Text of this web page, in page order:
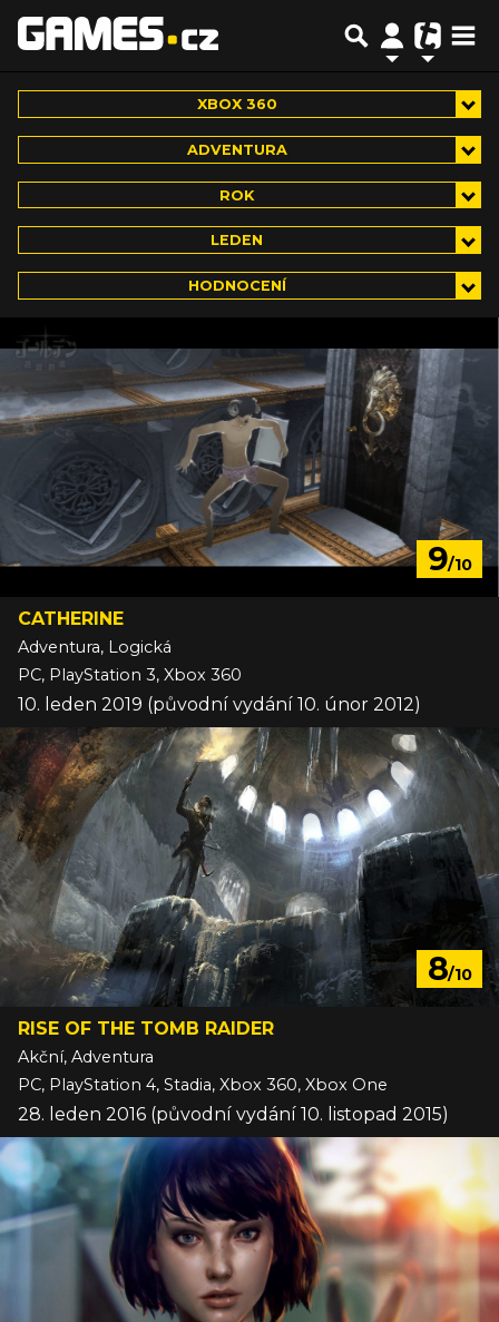
XBOX 360
ADVENTURA
ROK
LEDEN
HODNOCENÍ
9/10
CATHERINE
Adventura, Logická
PC, PlayStation 3, Xbox 360
10. leden 2019 (původní vydání 10. únor 2012)
8/10
RISE OF THE TOMB RAIDER
Akční, Adventura
PC, PlayStation 4, Stadia, Xbox 360, Xbox One
28. leden 2016 (původní vydání 10. listopad 2015)